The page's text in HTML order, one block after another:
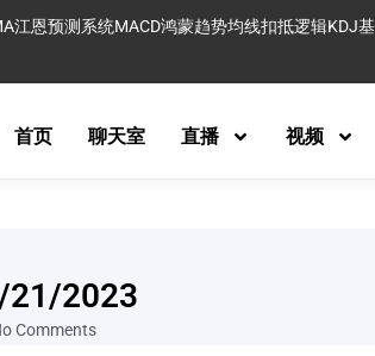
江恩预测系统MACD鸿蒙趋势均线扣抵逻辑KDJ
首页 聊天室 直播 视频
21/2023
Comments